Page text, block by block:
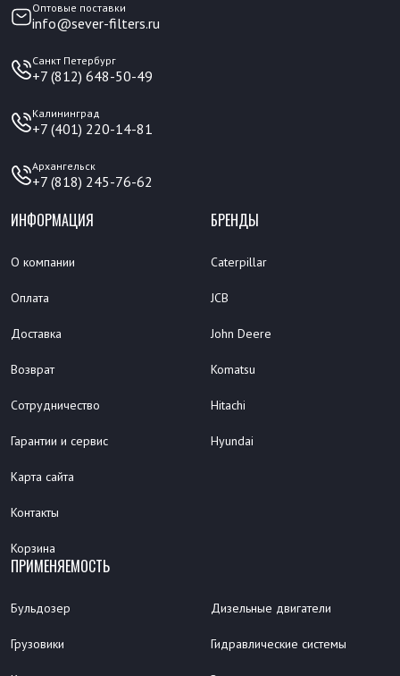
Оптовые поставки
info@sever-filters.ru
Санкт Петербург
+7 (812) 648-50-49
Калининград
+7 (401) 220-14-81
Архангельск
+7 (818) 245-76-62
ИНФОРМАЦИЯ
О компании
Оплата
Доставка
Возврат
Сотрудничество
Гарантии и сервис
Карта сайта
Контакты
Корзина
БРЕНДЫ
Caterpillar
JCB
John Deere
Komatsu
Hitachi
Hyundai
ПРИМЕНЯЕМОСТЬ
Бульдозер
Грузовики
Дизельные двигатели
Гидравлические системы